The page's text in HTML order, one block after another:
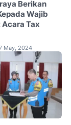
Berikan
Wajib
Acara Tax
May, 2024